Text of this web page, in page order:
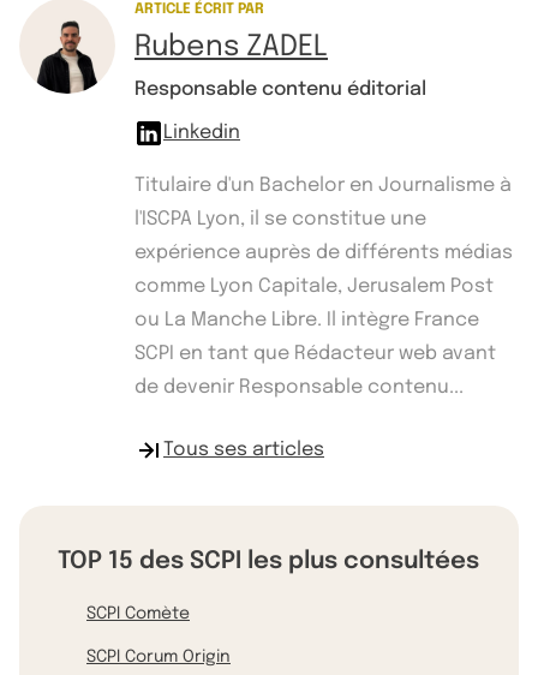
ARTICLE ÉCRIT PAR
Rubens ZADEL
Responsable contenu éditorial
Linkedin
Titulaire d'un Bachelor en Journalisme à
l'ISCPA Lyon, il se constitue une
expérience auprès de différents médias
comme Lyon Capitale, Jerusalem Post
ou La Manche Libre. Il intègre France
SCPI en tant que Rédacteur web avant
de devenir Responsable contenu...
Tous ses articles
TOP 15 des SCPI les plus consultées
SCPI Comète
SCPI Corum Origin